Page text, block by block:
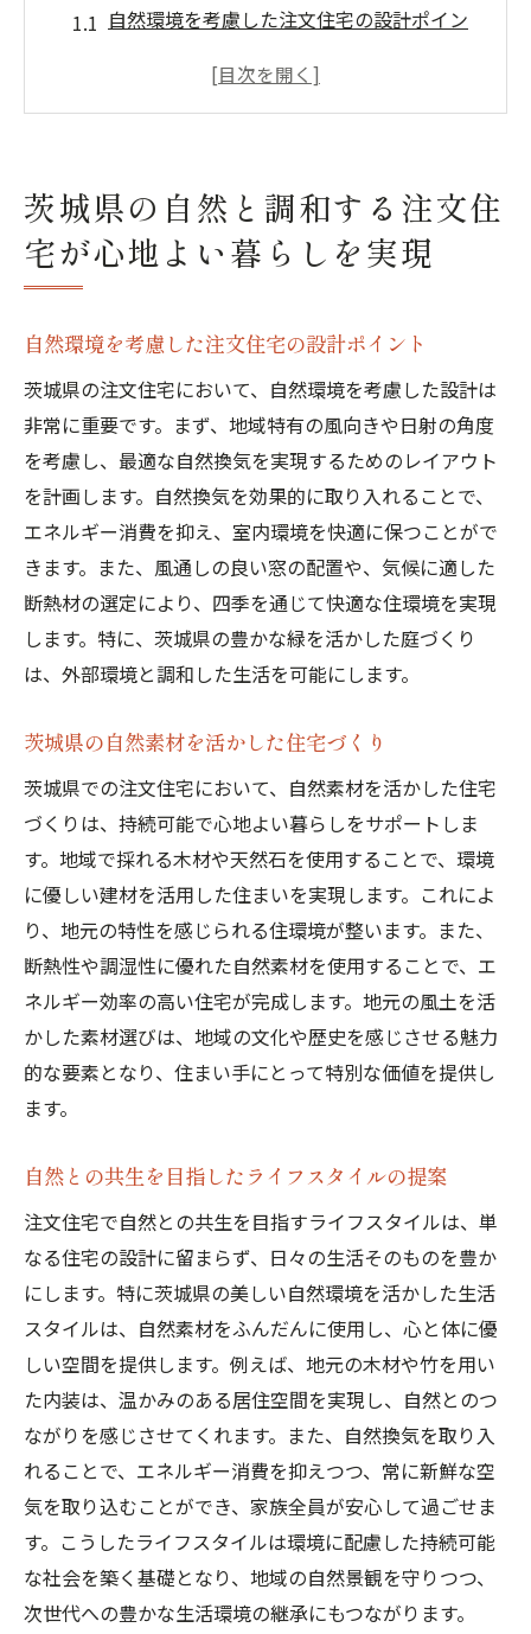
自然環境を考慮した注文住宅の設計ポイン
茨城県の自然素材を活かした住宅づくり
地域の生態系を守るための住宅デザイン
自然光を活用した快適な室内環境の作り方
快適な住環境を創る自然換気の魅力を注文住宅
自然換気を活用した省エネルギー生活
新鮮な空気を取り込むための設計の工夫
自然換気がもたらす健康的な暮らし
季節ごとの風を楽しむための窓の工夫
自然換気システムと注文住宅の融合
換気効率を高める間取りのアイデア
四季の風景を楽しむ茨城県の注文住宅設計術
四季の変化を楽しむための窓デザイン
季節ごとの庭づくりとその楽しみ方
四季を通じて快適に過ごすための工夫
自然風景を取り込むためのテラス設計
暖かさを感じる冬の注文住宅
自然に囲まれた心豊かな生活を提案する注文住
宅
心を癒す自然の音を取り入れた住まい
自然を感じるためのインテリアデザイン
庭と一体化したリビング空間の魅力
自然素材を取り入れた家具選びのコツ
心豊かな暮らしを実現するためのヒント
地域特性を生かした注文住宅で茨城県らしい住
まいを実現
茨城県の気候風土に合った住宅の特徴
地域文化を取り入れた注文住宅の魅力
地元の職人技術を活かした家づくり
地域資源を大切にした素材選び
茨城県らしい景観を生かした外観デザイン
地域の伝統を感じるインテリア
注文住宅が叶える自然との共生と心地よい暮ら
し
茨城県の自然と調和する注文住
宅が心地よい暮らしを実現
自然環境を考慮した注文住宅の設計ポイント
茨城県の注文住宅において、自然環境を考慮した設計は
非常に重要です。まず、地域特有の風向きや日射の角度
を考慮し、最適な自然換気を実現するためのレイアウト
を計画します。自然換気を効果的に取り入れることで、
エネルギー消費を抑え、室内環境を快適に保つことがで
きます。また、風通しの良い窓の配置や、気候に適した
断熱材の選定により、四季を通じて快適な住環境を実現
します。特に、茨城県の豊かな緑を活かした庭づくり
は、外部環境と調和した生活を可能にします。
茨城県の自然素材を活かした住宅づくり
茨城県での注文住宅において、自然素材を活かした住宅
づくりは、持続可能で心地よい暮らしをサポートしま
す。地域で採れる木材や天然石を使用することで、環境
に優しい建材を活用した住まいを実現します。これによ
り、地元の特性を感じられる住環境が整います。また、
断熱性や調湿性に優れた自然素材を使用することで、エ
ネルギー効率の高い住宅が完成します。地元の風土を活
かした素材選びは、地域の文化や歴史を感じさせる魅力
的な要素となり、住まい手にとって特別な価値を提供し
ます。
自然との共生を目指したライフスタイルの提案
注文住宅で自然との共生を目指すライフスタイルは、単
なる住宅の設計に留まらず、日々の生活そのものを豊か
にします。特に茨城県の美しい自然環境を活かした生活
スタイルは、自然素材をふんだんに使用し、心と体に優
しい空間を提供します。例えば、地元の木材や竹を用い
た内装は、温かみのある居住空間を実現し、自然とのつ
ながりを感じさせてくれます。また、自然換気を取り入
れることで、エネルギー消費を抑えつつ、常に新鮮な空
気を取り込むことができ、家族全員が安心して過ごせま
す。こうしたライフスタイルは環境に配慮した持続可能
な社会を築く基礎となり、地域の自然景観を守りつつ、
次世代への豊かな生活環境の継承にもつながります。